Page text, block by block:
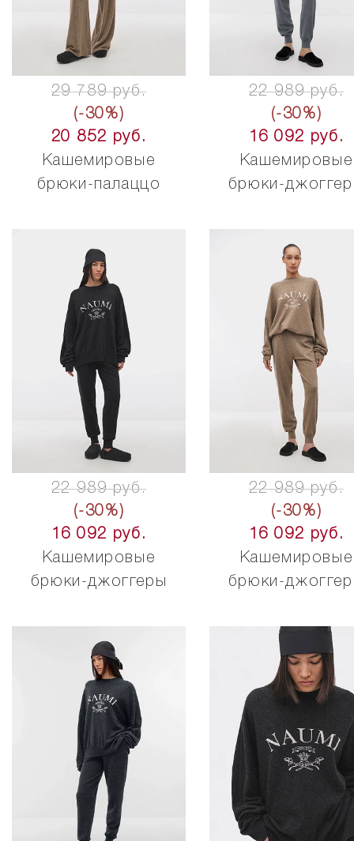
29 789 руб.
(-30%)
20 852 руб.
Кашемировые
брюки-палаццо
22 989 руб.
(-30%)
16 092 руб.
Кашемировые
брюки-
22 989 руб.
(-30%)
16 092 руб.
Кашемировые
брюки-джоггеры
22 989 руб.
(-30%)
16 092 руб.
Кашемировые
брюки-